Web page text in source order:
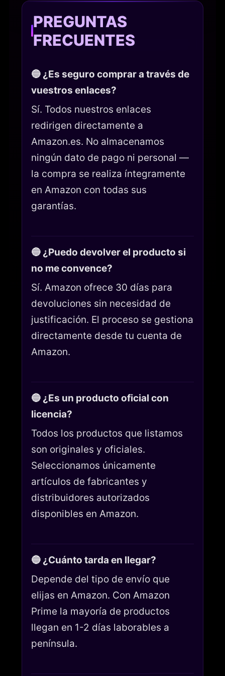
PREGUNTAS
FRECUENTES
🔵 ¿Es seguro comprar a través de
vuestros enlaces?
Sí. Todos nuestros enlaces
redirigen directamente a
Amazon.es. No almacenamos
ningún dato de pago ni personal —
la compra se realiza íntegramente
en Amazon con todas sus
garantías.
🔵 ¿Puedo devolver el producto si
no me convence?
Sí. Amazon ofrece 30 días para
devoluciones sin necesidad de
justificación. El proceso se gestiona
directamente desde tu cuenta de
Amazon.
🔵 ¿Es un producto oficial con
licencia?
Todos los productos que listamos
son originales y oficiales.
Seleccionamos únicamente
artículos de fabricantes y
distribuidores autorizados
disponibles en Amazon.
🔵 ¿Cuánto tarda en llegar?
Depende del tipo de envío que
elijas en Amazon. Con Amazon
Prime la mayoría de productos
llegan en 1-2 días laborables a
península.